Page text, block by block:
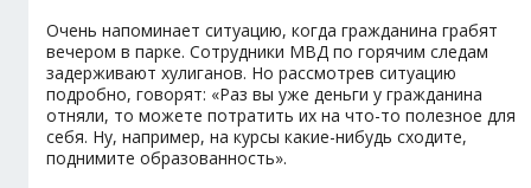
Очень напоминает ситуацию, когда гражданина грабят
вечером в парке. Сотрудники МВД по горячим следам
задерживают хулиганов. Но рассмотрев ситуацию
подробно, говорят: «Раз вы уже деньги у гражданина
отняли, то можете потратить их на что-то полезное для
себя. Ну, например, на курсы какие-нибудь сходите,
поднимите образованность».